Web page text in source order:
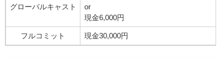
グローバルキャスト
or
現金6,000円
フルコミット 現金30,000円